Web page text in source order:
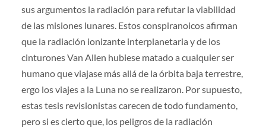
sus argumentos la radiación para refutar la viabilidad
de las misiones lunares. Estos conspiranoicos afirman
que la radiación ionizante interplanetaria y de los
cinturones Van Allen hubiese matado a cualquier ser
humano que viajase más allá de la órbita baja terrestre,
ergo los viajes a la Luna no se realizaron. Por supuesto,
estas tesis revisionistas carecen de todo fundamento,
pero si es cierto que, los peligros de la radiación